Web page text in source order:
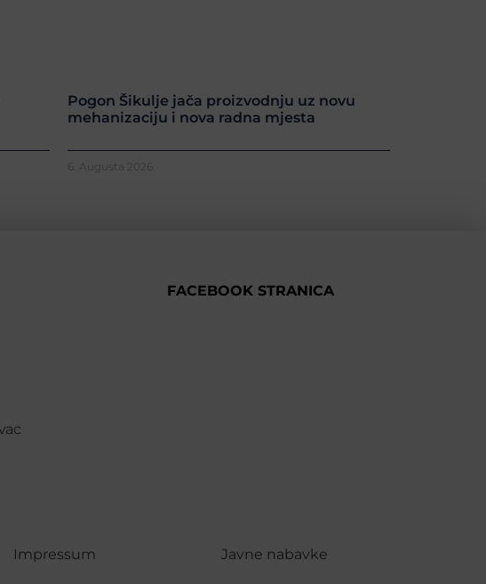
Pogon Šikulje jača proizvodnju uz novu
mehanizaciju i nova radna mjesta
6. Augusta 2026.
FACEBOOK STRANICA
Impressum Javne nabavke